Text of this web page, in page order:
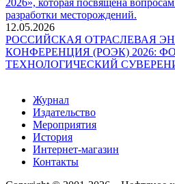
разработки месторождений.
12.05.2026
РОССИЙСКАЯ ОТРАСЛЕВАЯ
КОНФЕРЕНЦИЯ (РОЭК) 2026:
ТЕХНОЛОГИЧЕСКИЙ
Журнал
Издательство
Мероприятия
История
Интернет-магазин
Контакты